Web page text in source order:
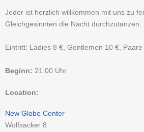
Jeder ist herzlich willkommen mit uns zu
Gleichgesinnten die Nacht durchzutanzen.
Eintritt: Ladies 8 €, Gentlemen 10 €,
Beginn: 21:00 Uhr
Location:
New Globe Center
Wolfsacker 8